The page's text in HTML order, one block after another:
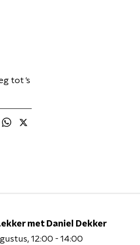
tot 's
met Daniel Dekker
12:00 - 14:00